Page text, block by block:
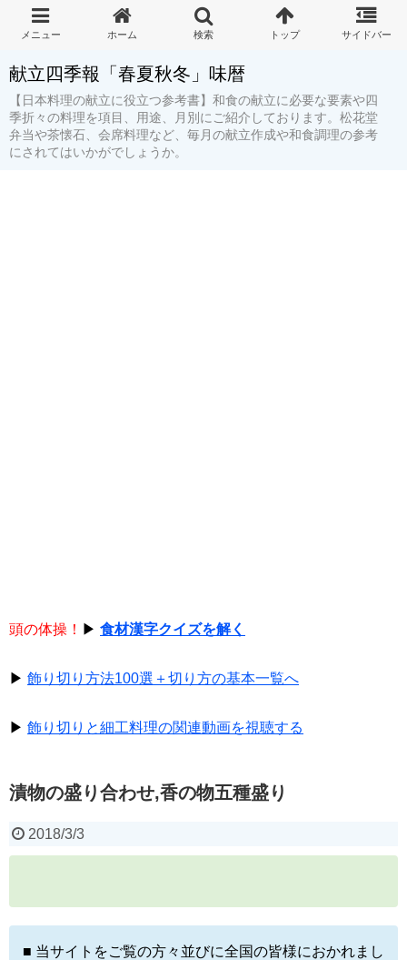
献立四季報「春夏秋冬」味暦
【日本料理の献立に役立つ参考書】和食の献立に必要な要素や四
季折々の料理を項目、用途、月別にご紹介しております。松花堂
弁当や茶懐石、会席料理など、毎月の献立作成や和食調理の参考
にされてはいかがでしょうか。
頭の体操！ ▶ 食材漢字クイズを解く
▶ 飾り切り方法100選＋切り方の基本一覧へ
▶ 飾り切りと細工料理の関連動画を視聴する
漬物の盛り合わせ,香の物五種盛り
2018/3/3
■ 当サイトをご覧の方々並びに全国の皆様におかれまし